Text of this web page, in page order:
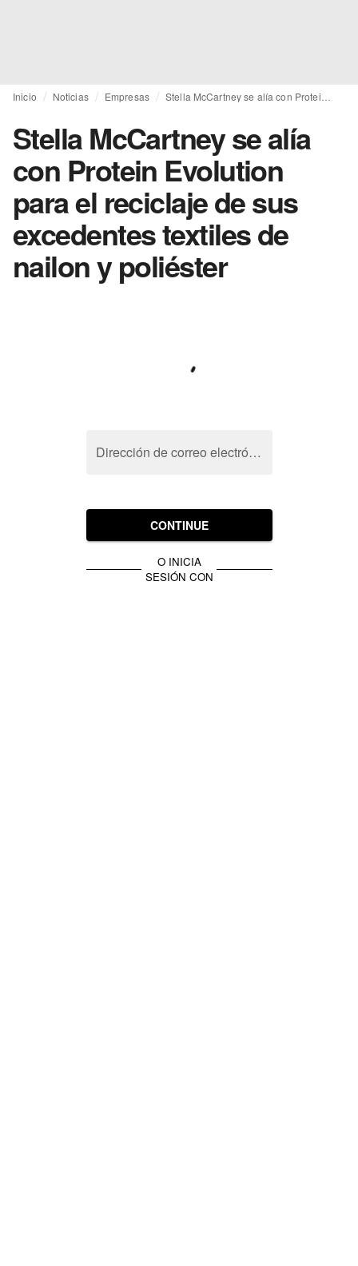
Inicio Noticias Empresas
Stella McCartney se alía
con Protein Evolution
para el reciclaje de sus
excedentes textiles de
nailon y poliéster
Dirección de correo electrónico
CONTINUE
O INICIA
SESIÓN CON